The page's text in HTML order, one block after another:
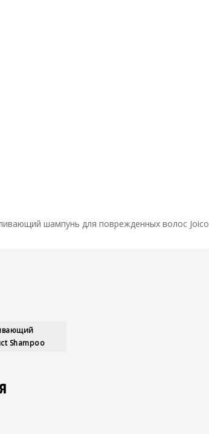
шампунь для поврежденных волос
Shampoo